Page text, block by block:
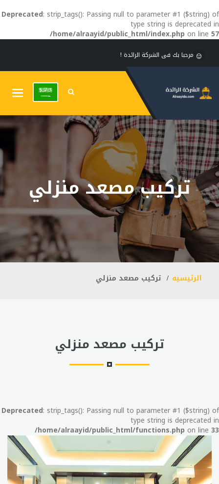
Deprecated: strip_tags(): Passing null to parameter #1 ($string) of
type string is deprecated in
/home/alraayid/public_html/index.php on line 57
مرحبا بك فى الشركة الرائدة !
تركيب مصعد منزلي
الرئيسيه تركيب مصعد منزلي
تركيب مصعد منزلي
Deprecated: strip_tags(): Passing null to parameter #1 ($string) of
type string is deprecated in
/home/alraayid/public_html/functions.php on line 33